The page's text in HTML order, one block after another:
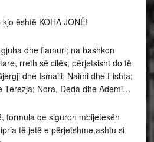
është KOHA JONË!
dhe flamuri; na bashkon
rreth së cilës, përjetsisht do të
dhe Ismaili; Naimi dhe Fishta;
Terezja; Nora, Deda dhe Ademi…
formula qe siguron mbijetesën
të jetë e përjetshme,ashtu si